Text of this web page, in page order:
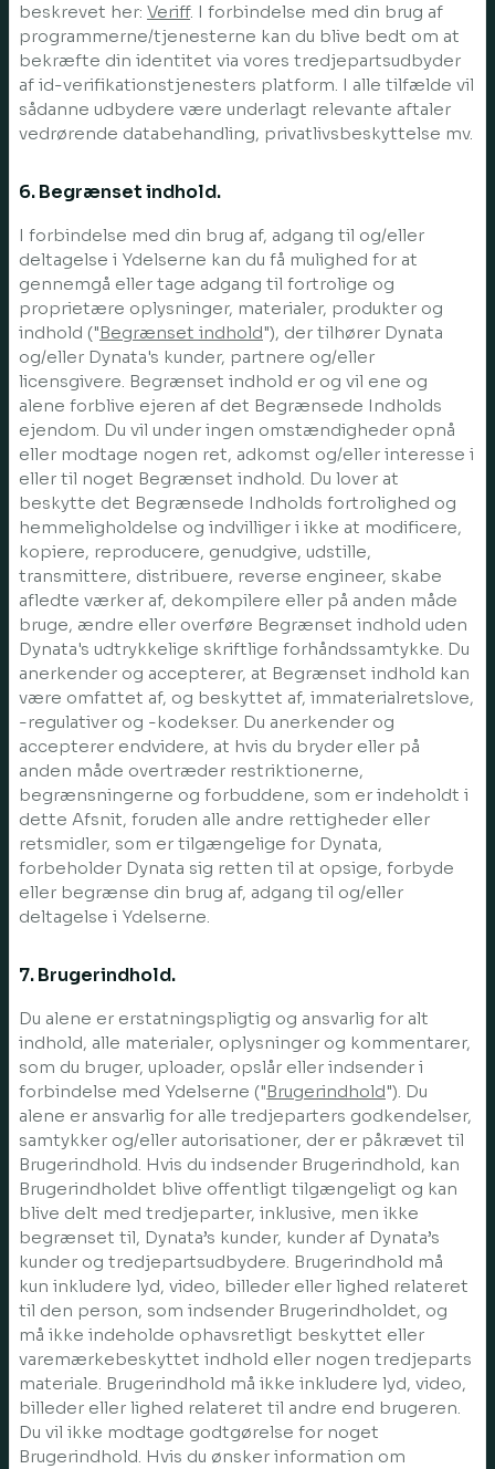
beskrevet her: Veriff. I forbindelse med din brug af
programmerne/tjenesterne kan du blive bedt om at
bekræfte din identitet via vores tredjepartsudbyder
af id-verifikationstjenesters platform. I alle tilfælde vil
sådanne udbydere være underlagt relevante aftaler
vedrørende databehandling, privatlivsbeskyttelse mv.
6. Begrænset indhold.
I forbindelse med din brug af, adgang til og/eller
deltagelse i Ydelserne kan du få mulighed for at
gennemgå eller tage adgang til fortrolige og
proprietære oplysninger, materialer, produkter og
indhold ("Begrænset indhold"), der tilhører Dynata
og/eller Dynata's kunder, partnere og/eller
licensgivere. Begrænset indhold er og vil ene og
alene forblive ejeren af det Begrænsede Indholds
ejendom. Du vil under ingen omstændigheder opnå
eller modtage nogen ret, adkomst og/eller interesse i
eller til noget Begrænset indhold. Du lover at
beskytte det Begrænsede Indholds fortrolighed og
hemmeligholdelse og indvilliger i ikke at modificere,
kopiere, reproducere, genudgive, udstille,
transmittere, distribuere, reverse engineer, skabe
afledte værker af, dekompilere eller på anden måde
bruge, ændre eller overføre Begrænset indhold uden
Dynata's udtrykkelige skriftlige forhåndssamtykke. Du
anerkender og accepterer, at Begrænset indhold kan
være omfattet af, og beskyttet af, immaterialretslove,
-regulativer og -kodekser. Du anerkender og
accepterer endvidere, at hvis du bryder eller på
anden måde overtræder restriktionerne,
begrænsningerne og forbuddene, som er indeholdt i
dette Afsnit, foruden alle andre rettigheder eller
retsmidler, som er tilgængelige for Dynata,
forbeholder Dynata sig retten til at opsige, forbyde
eller begrænse din brug af, adgang til og/eller
deltagelse i Ydelserne.
7. Brugerindhold.
Du alene er erstatningspligtig og ansvarlig for alt
indhold, alle materialer, oplysninger og kommentarer,
som du bruger, uploader, opslår eller indsender i
forbindelse med Ydelserne ("Brugerindhold"). Du
alene er ansvarlig for alle tredjeparters godkendelser,
samtykker og/eller autorisationer, der er påkrævet til
Brugerindhold. Hvis du indsender Brugerindhold, kan
Brugerindholdet blive offentligt tilgængeligt og kan
blive delt med tredjeparter, inklusive, men ikke
begrænset til, Dynata’s kunder, kunder af Dynata’s
kunder og tredjepartsudbydere. Brugerindhold må
kun inkludere lyd, video, billeder eller lighed relateret
til den person, som indsender Brugerindholdet, og
må ikke indeholde ophavsretligt beskyttet eller
varemærkebeskyttet indhold eller nogen tredjeparts
materiale. Brugerindhold må ikke inkludere lyd, video,
billeder eller lighed relateret til andre end brugeren.
Du vil ikke modtage godtgørelse for noget
Brugerindhold. Hvis du ønsker information om